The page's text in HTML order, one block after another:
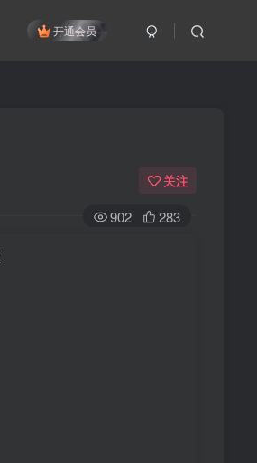
开通会员
关注
902 283